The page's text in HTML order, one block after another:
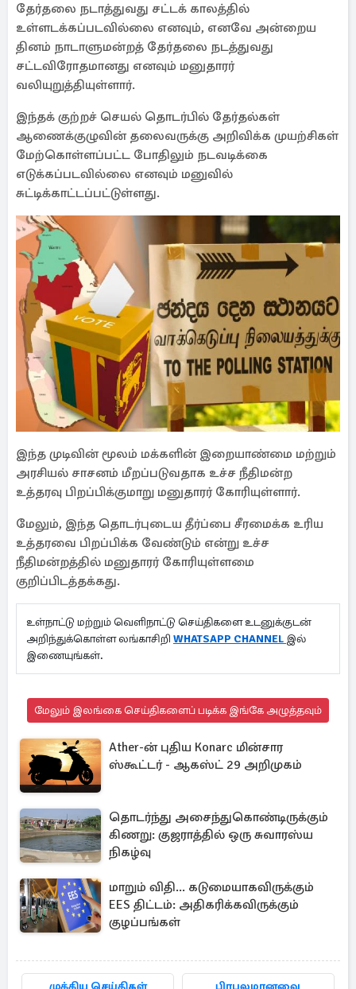
தேர்தலை நடாத்துவது சட்டக் காலத்தில்
உள்ளடக்கப்படவில்லை எனவும், எனவே அன்றைய
தினம் நாடாளுமன்றத் தேர்தலை நடத்துவது
சட்டவிரோதமானது எனவும் மனுதாரர்
வலியுறுத்தியுள்ளார்.
இந்தக் குற்றச் செயல் தொடர்பில் தேர்தல்கள்
ஆணைக்குழுவின் தலைவருக்கு அறிவிக்க முயற்சிகள்
மேற்கொள்ளப்பட்ட போதிலும் நடவடிக்கை
எடுக்கப்படவில்லை எனவும் மனுவில்
சுட்டிக்காட்டப்பட்டுள்ளது.
இந்த முடிவின் மூலம் மக்களின் இறையாண்மை மற்றும்
அரசியல் சாசனம் மீறப்படுவதாக உச்ச நீதிமன்ற
உத்தரவு பிறப்பிக்குமாறு மனுதாரர் கோரியுள்ளார்.
மேலும், இந்த தொடர்புடைய தீர்ப்பை சீரமைக்க உரிய
உத்தரவை பிறப்பிக்க வேண்டும் என்று உச்ச
நீதிமன்றத்தில் மனுதாரர் கோரியுள்ளமை
குறிப்பிடத்தக்கது.
உள்நாட்டு மற்றும் வெளிநாட்டு செய்திகளை உடனுக்குடன்
அறிந்துக்கொள்ள லங்காசிறி WHATSAPP CHANNEL இல்
இணையுங்கள்.
மேலும் இலங்கை செய்திகளைப் படிக்க இங்கே அழுத்தவும்
Ather-ன் புதிய Konarc மின்சார
ஸ்கூட்டர் - ஆகஸ்ட் 29 அறிமுகம்
தொடர்ந்து அசைந்துகொண்டிருக்கும்
கிணறு: குஜராத்தில் ஒரு சுவாரஸ்ய
நிகழ்வு
மாறும் விதி... கடுமையாகவிருக்கும்
EES திட்டம்: அதிகரிக்கவிருக்கும்
குழப்பங்கள்
முக்கிய செய்திகள் பிரபலமானவை